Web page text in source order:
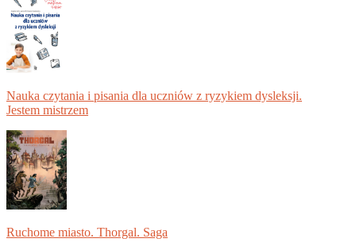
Nauka czytania i pisania dla uczniów z ryzykiem dysleksji.
Jestem mistrzem
Ruchome miasto. Thorgal. Saga